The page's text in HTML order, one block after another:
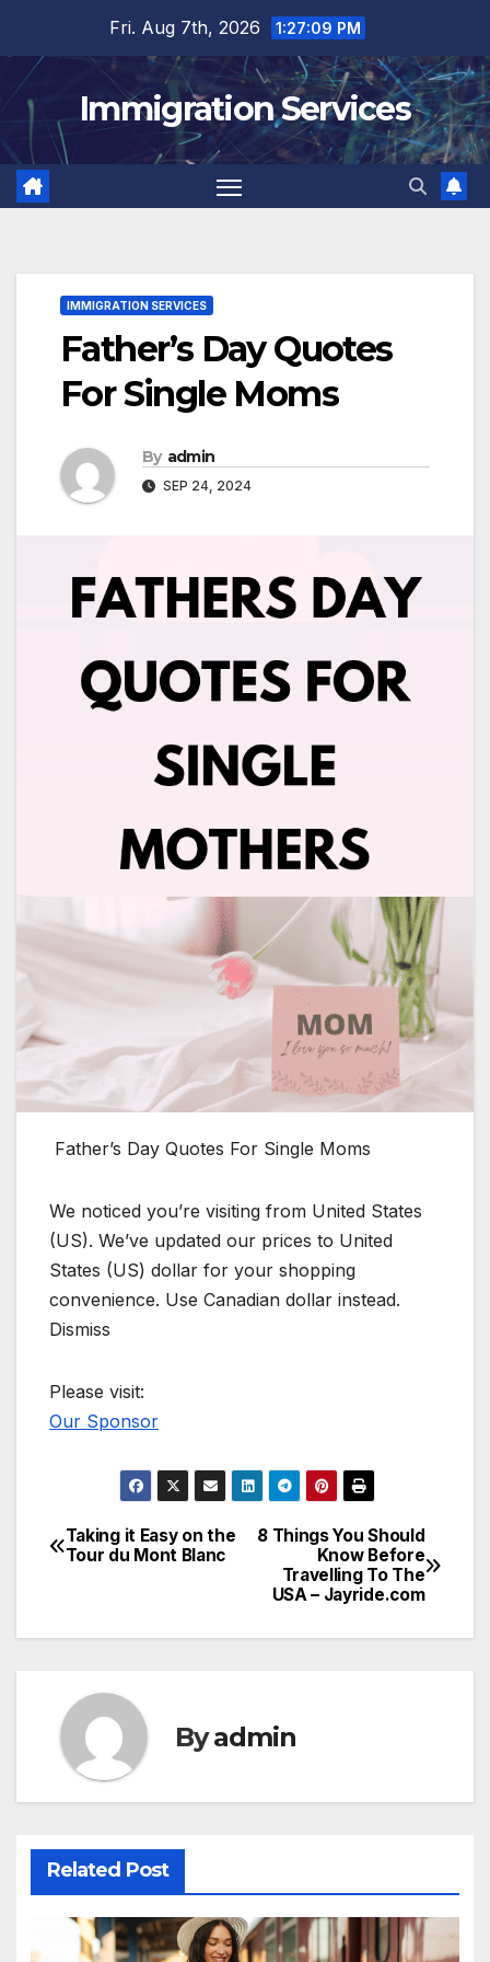
content
Fri. Aug 7th, 2026 1:27:10 PM
Immigration Services
IMMIGRATION SERVICES
Father’s Day Quotes
For Single Moms
By admin
SEP 24, 2024
Father’s Day Quotes For Single Moms
We noticed you’re visiting from United States
(US). We’ve updated our prices to United
States (US) dollar for your shopping
convenience. Use Canadian dollar instead.
Dismiss
Please visit:
Our Sponsor
Post
8 Things You Should
Know Before
Travelling To The
USA – Jayride.com
Taking it Easy on the
Tour du Mont Blanc
Byadmin
Related Post